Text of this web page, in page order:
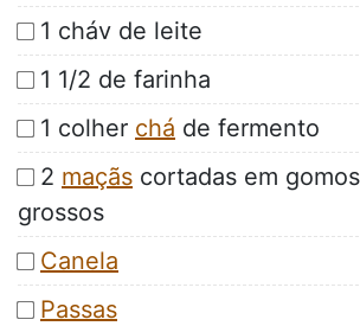
1 cháv de leite
1 1/2 de farinha
1 colher chá de fermento
2 maçãs cortadas em
grossos
Canela
Passas